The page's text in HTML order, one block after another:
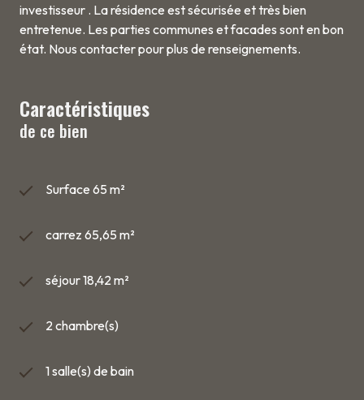
investisseur . La résidence est sécurisée et très bien
entretenue. Les parties communes et facades sont en bon
état. Nous contacter pour plus de renseignements.
Caractéristiques
de ce bien
Surface 65 m²
carrez 65,65 m²
séjour 18,42 m²
2 chambre(s)
1 salle(s) de bain